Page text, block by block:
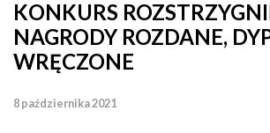
KONKURS
NAGRODY ROZDANE,
WRĘCZONE
8 października 2021